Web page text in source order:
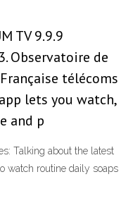
TV 9.9.9
Observatoire de
télécoms
lets you watch,
and p
Talking about the latest
watch routine daily soaps